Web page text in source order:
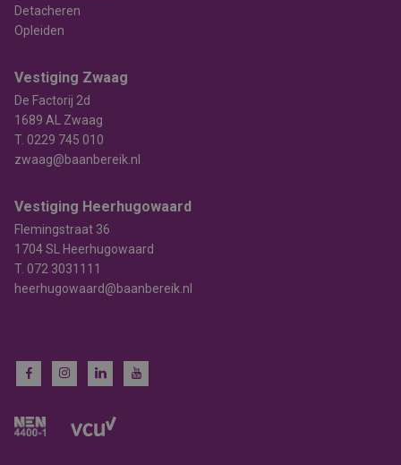
Detacheren
Opleiden
Vestiging Zwaag
De Factorij 2d
1689 AL Zwaag
T. 0229 745 010
zwaag@baanbereik.nl
Vestiging Heerhugowaard
Flemingstraat 36
1704 SL Heerhugowaard
T. 072 3031111
heerhugowaard@baanbereik.nl